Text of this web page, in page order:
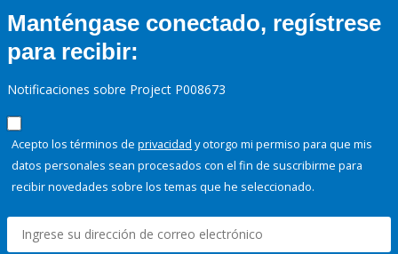
Manténgase conectado, regístrese
para recibir:
Notificaciones sobre Project P008673
Acepto los términos de privacidad y otorgo mi permiso para que mis
datos personales sean procesados con el fin de suscribirme para
recibir novedades sobre los temas que he seleccionado.